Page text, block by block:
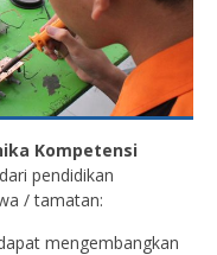
Kompetensi
pendidikan
/ tamatan:
mengembangkan